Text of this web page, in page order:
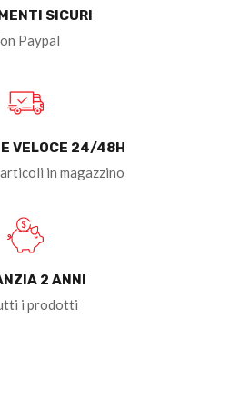
SICURI
Paypal
VELOCE 24/48H
in magazzino
2 ANNI
i prodotti